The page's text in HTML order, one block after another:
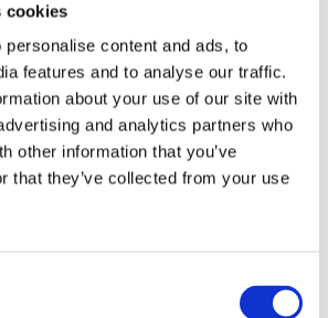
cookies
content and ads, to
features and to analyse our traffic.
about your use of our site with
and analytics partners who
other information that you’ve
that they’ve collected from your use
Meritare l’Europa
grafiche
Leopolda 14 - 2026